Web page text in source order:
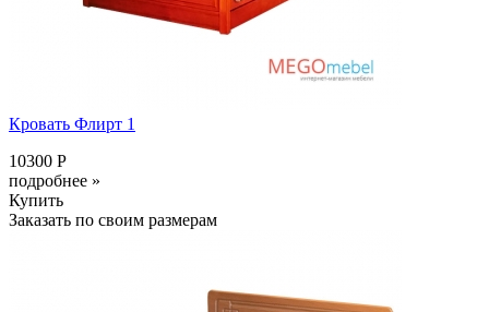
Кровать Флирт 1
10300 Р
подробнее »
Купить
Заказать по своим размерам